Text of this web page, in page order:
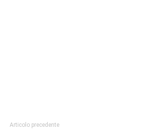
Articolo precedente